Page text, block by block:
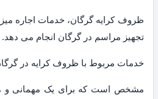
ظروف کرایه گرگان، خدمات اجاره
تجهیز مراسم در گرگان انجام می دهد.
خدمات مربوط با ظروف کرایه در
مشخص است که برای یک مهمانی و